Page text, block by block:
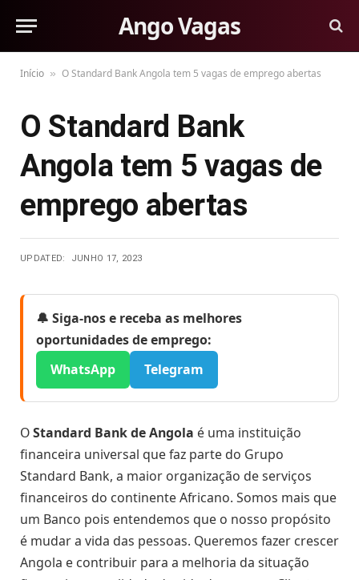
Ango Vagas
Início » O Standard Bank Angola tem 5 vagas de emprego abertas
O Standard Bank
Angola tem 5 vagas de
emprego abertas
UPDATED: JUNHO 17, 2023
🔔 Siga-nos e receba as melhores
oportunidades de emprego:
WhatsApp
Telegram
OStandard Bank de Angola é uma instituição
financeira universal que faz parte do Grupo
Standard Bank, a maior organização de serviços
financeiros do continente Africano. Somos mais que
um Banco pois entendemos que o nosso propósito
é mudar a vida das pessoas. Queremos fazer crescer
Angola e contribuir para a melhoria da situação